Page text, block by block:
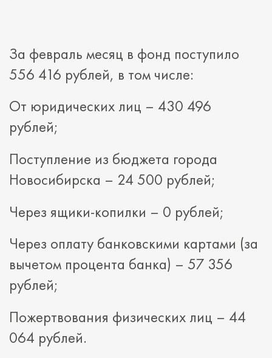
За февраль месяц в фонд поступило
556 416 рублей, в том числе:
От юридических лиц – 430 496
рублей;
Поступление из бюджета города
Новосибирска – 24 500 рублей;
Через ящики-копилки – 0 рублей;
Через оплату банковскими картами (за
вычетом процента банка) – 57 356
рублей;
Пожертвования физических лиц – 44
064 рублей.